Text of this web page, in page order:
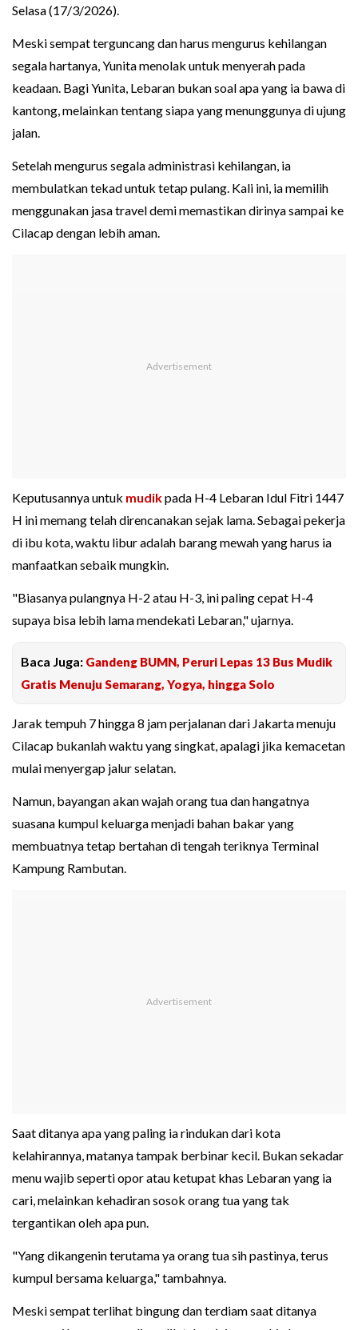
Selasa (17/3/2026).
Meski sempat terguncang dan harus mengurus kehilangan
segala hartanya, Yunita menolak untuk menyerah pada
keadaan. Bagi Yunita, Lebaran bukan soal apa yang ia bawa di
kantong, melainkan tentang siapa yang menunggunya di ujung
jalan.
Setelah mengurus segala administrasi kehilangan, ia
membulatkan tekad untuk tetap pulang. Kali ini, ia memilih
menggunakan jasa travel demi memastikan dirinya sampai ke
Cilacap dengan lebih aman.
Keputusannya untuk mudikpada H-4 Lebaran Idul Fitri 1447
H ini memang telah direncanakan sejak lama. Sebagai pekerja
di ibu kota, waktu libur adalah barang mewah yang harus ia
manfaatkan sebaik mungkin.
"Biasanya pulangnya H-2 atau H-3, ini paling cepat H-4
supaya bisa lebih lama mendekati Lebaran," ujarnya.
Baca Juga: Gandeng BUMN, Peruri Lepas 13 Bus Mudik
Gratis Menuju Semarang, Yogya, hingga Solo
Jarak tempuh 7 hingga 8 jam perjalanan dari Jakarta menuju
Cilacap bukanlah waktu yang singkat, apalagi jika kemacetan
mulai menyergap jalur selatan.
Namun, bayangan akan wajah orang tua dan hangatnya
suasana kumpul keluarga menjadi bahan bakar yang
membuatnya tetap bertahan di tengah teriknya Terminal
Kampung Rambutan.
Saat ditanya apa yang paling ia rindukan dari kota
kelahirannya, matanya tampak berbinar kecil. Bukan sekadar
menu wajib seperti opor atau ketupat khas Lebaran yang ia
cari, melainkan kehadiran sosok orang tua yang tak
tergantikan oleh apa pun.
"Yang dikangenin terutama ya orang tua sih pastinya, terus
kumpul bersama keluarga," tambahnya.
Meski sempat terlihat bingung dan terdiam saat ditanya